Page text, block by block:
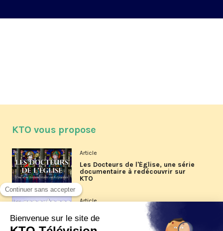
KTO vous propose
Article
Les Docteurs de l'Église, une série
documentaire à redécouvrir sur
KTO
Article
Les reportages d'été 2026 de KTO